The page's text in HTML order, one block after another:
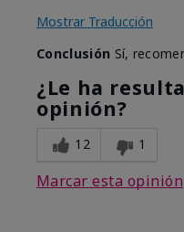
Mostrar Traducción
Conclusión Sí,
¿Le ha
opinión?
12 1
Marcar esta opinión